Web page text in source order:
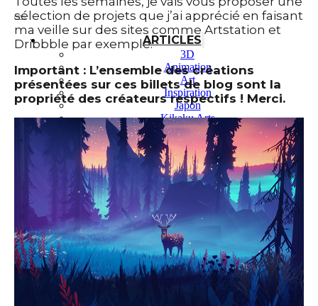
ARTICLES
3D
Animation
Art
Inspiration
Japon
Kikaku Arts
Langues
Lifestyle
Motion Design
Outils
Photo
Pop Culture
Projets
Ressources
Tech
PROJETS
Dessin
Identité
Illustration
Montage vidéo
sélection de projets que j’ai apprécié en faisant
ma veille sur des sites comme Artstation et
Dribbble par exemple.
Important : L’ensemble des créations
présentées sur ces billets de blog sont la
propriété des créateurs respectifs ! Merci.